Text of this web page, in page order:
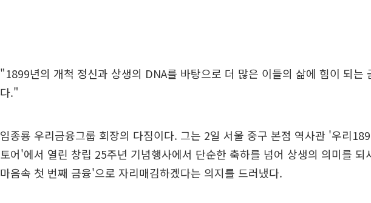
"1899년의 개척 정신과 상생의 DNA를 바탕으로 더 많은 이들의 삶에 힘이 되는
다."
임종룡 우리금융그룹 회장의 다짐이다. 그는 2일 서울 중구 본점 역사관 '우리
토어'에서 열린 창립 25주년 기념행사에서 단순한 축하를 넘어 상생의 의미를 되
마음속 첫 번째 금융'으로 자리매김하겠다는 의지를 드러냈다.